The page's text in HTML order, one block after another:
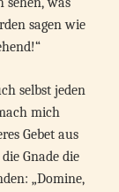
sagen wie
selbst jeden
mich
Gebet aus
Gnade die
„Domine,